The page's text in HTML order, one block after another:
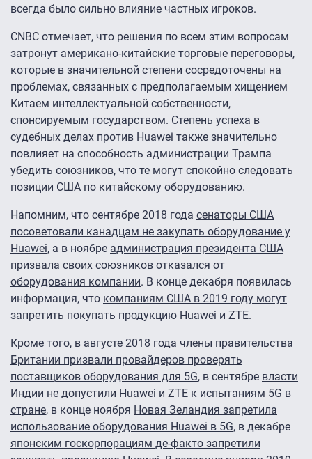
всегда было сильно влияние частных игроков.
CNBC отмечает, что решения по всем этим вопросам
затронут американо-китайские торговые переговоры,
которые в значительной степени сосредоточены на
проблемах, связанных с предполагаемым хищением
Китаем интеллектуальной собственности,
спонсируемым государством. Степень успеха в
судебных делах против Huawei также значительно
повлияет на способность администрации Трампа
убедить союзников, что те могут спокойно следовать
позиции США по китайскому оборудованию.
Напомним, что сентябре 2018 года сенаторы США
посоветовали канадцам не закупать оборудование у
Huawei, а в ноябре администрация президента США
призвала своих союзников отказался от
оборудования компании. В конце декабря появилась
информация, что компаниям США в 2019 году могут
запретить покупать продукцию Huawei и ZTE.
Кроме того, в августе 2018 года члены правительства
Британии призвали провайдеров проверять
поставщиков оборудования для 5G, в сентябре власти
Индии не допустили Huawei и ZTE к испытаниям 5G в
стране, в конце ноября Новая Зеландия запретила
использование оборудования Huawei в 5G, в декабре
японским госкорпорациям де-факто запретили